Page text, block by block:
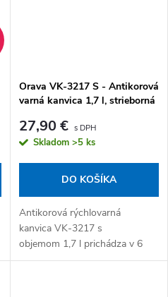
Orava VK-3217 S - Antikorová
varná kanvica 1,7 l, strieborná
27,90 €
Skladom >5 ks
DO KOŠÍKA
Antikorová rýchlovarná
kanvica VK-3217 s
objemom 1,7 l prichádza v 6
farebných prevedeniach – biela,